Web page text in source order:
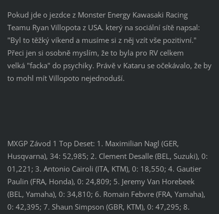
Pokud jde o jezdce z Monster Energy Kawasaki Racing
Teamu Ryan Villopota z USA. který na sociální sítě napsal:
"Byl to těžký víkend a musíme si z něj vzít vše pozitivní."
Přeci jen si osobně myslím, že to byla pro RV celkem
velká "facka" do psychiky. Právě v Kataru se očekávalo, že by
to mohl mít Villopoto nejednoduší.
MXGP Závod 1 Top Deset: 1. Maximilian Nagl (GER,
Husqvarna), 34: 52,985; 2. Clement Desalle (BEL, Suzuki), 0:
01,221; 3. Antonio Cairoli (ITA, KTM), 0: 18,550; 4. Gautier
Paulin (FRA, Honda), 0: 24,809; 5. Jeremy Van Horebeek
(BEL, Yamaha), 0: 34,810; 6. Romain Febvre (FRA, Yamaha),
0: 42,395; 7. Shaun Simpson (GBR, KTM), 0: 47,295; 8.